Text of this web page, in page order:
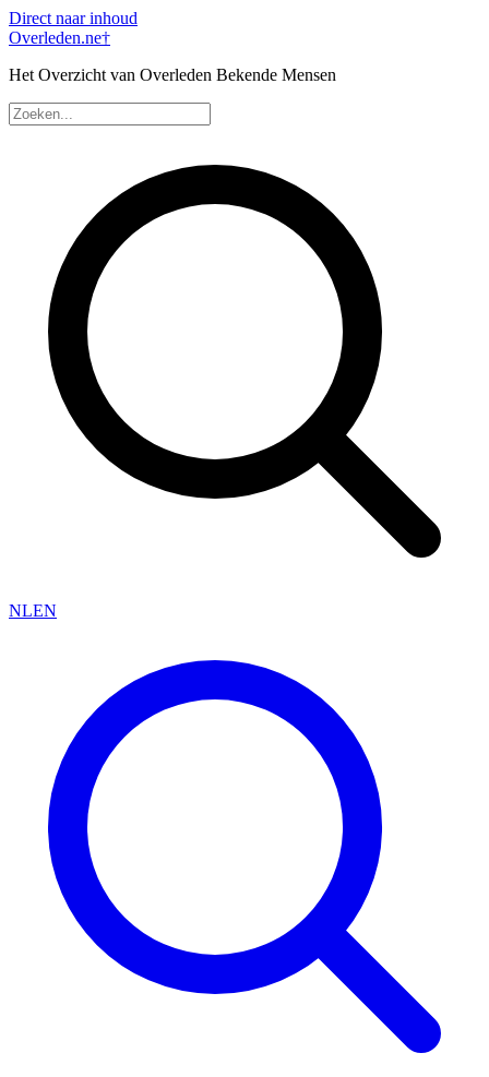
Direct naar inhoud
Overleden.ne†
Het Overzicht van Overleden Bekende Mensen
NLEN